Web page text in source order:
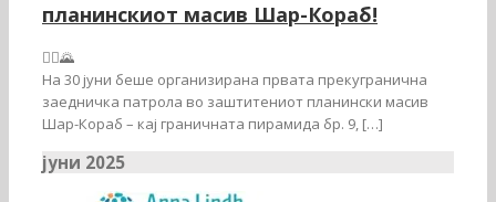
планинскиот масив Шар-Кораб!
🚶‍♂️🌄
На 30 јуни беше организирана првата прекугранична
заедничка патрола во заштитениот планински масив
Шар-Кораб – кај граничната пирамида бр. 9, […]
јуни 2025